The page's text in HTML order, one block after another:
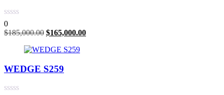
0
$185,000.00 $165,000.00
WEDGE S259